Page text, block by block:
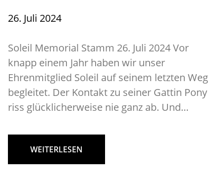
26. Juli 2024
Soleil Memorial Stamm 26. Juli 2024 Vor
knapp einem Jahr haben wir unser
Ehrenmitglied Soleil auf seinem letzten Weg
begleitet. Der Kontakt zu seiner Gattin Pony
riss glücklicherweise nie ganz ab. Und…
WEITERLESEN